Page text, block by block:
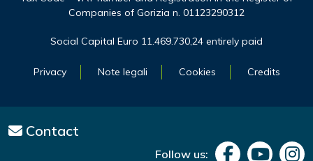
Companies of Gorizia n. 01123290312
Social Capital Euro 11.469.730,24 entirely paid
Privacy Note legali Cookies Credits
Contact
Follow us: